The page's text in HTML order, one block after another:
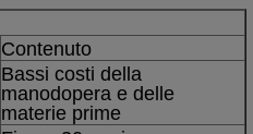
Contenuto
Bassi costi della
manodopera e delle
materie prime